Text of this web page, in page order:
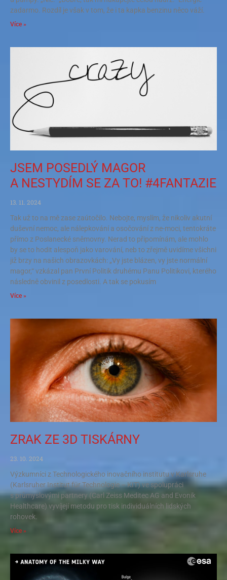
zadarmo. Rozdíl je však v tom, že i ta kapka benzinu něco váží.
Více »
JSEM POSEDLÝ MAGOR
A NESTYDÍM SE ZA TO! #4FANTAZIE
13. 11. 2024
Tak už to na mě zase zaútočilo. Nebojte, myslím, že nikoliv akutní
duševní nemoc, ale nálepkování a osočování z ne-moci, tentokráte
přímo z Poslanecké sněmovny. Nerad to připomínám, ale mohlo
by se to hodit alespoň jako varování, neb to zřejmě uvidíme všichni
již brzy na našich obrazovkách: „Vy jste blázen, vy jste normální
magor,“ vzkázal pan První Politik druhému Panu Politikovi, kterého
následně obvinil z posedlosti. A tak se pokusím
Více »
ZRAK ZE 3D TISKÁRNY
23. 10. 2024
Výzkumníci z Technologického inovačního institutu v Karlsruhe
(Karlsruher Institut für Technologie – KIT) ve spolupráci
s průmyslovými partnery (Carl Zeiss Meditec AG and Evonik
Healthcare) vyvíjejí metodu pro tisk individuálních lidských
rohovek.
Více »